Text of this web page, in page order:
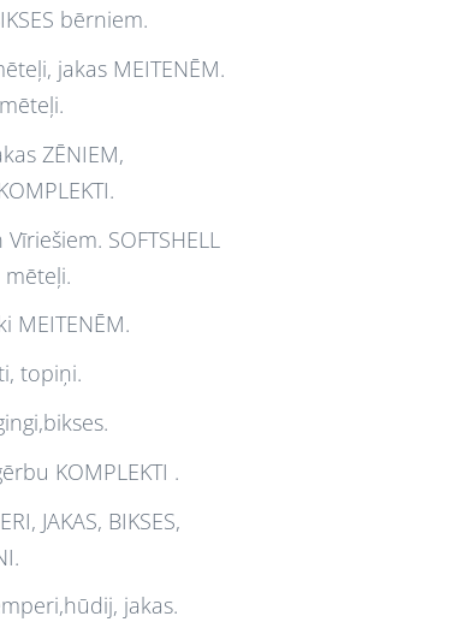
bērniem.
jakas MEITENĒM.
ZĒNIEM,
SOFTSHELL
mēteļi.
MEITENĒM.
topiņi.
KOMPLEKTI .
JAKAS, BIKSES,
jakas.